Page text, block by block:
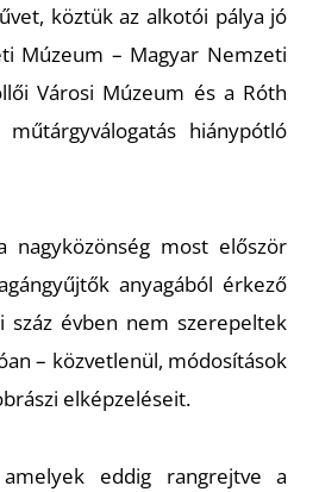
köztük az alkotói pálya jó
Múzeum – Magyar Nemzeti
Városi Múzeum és a Róth
hiánypótló
nagyközönség most először
anyagából érkező
száz évben nem szerepeltek
– közvetlenül, módosítások
elképzeléseit.
eddig rangrejtve a